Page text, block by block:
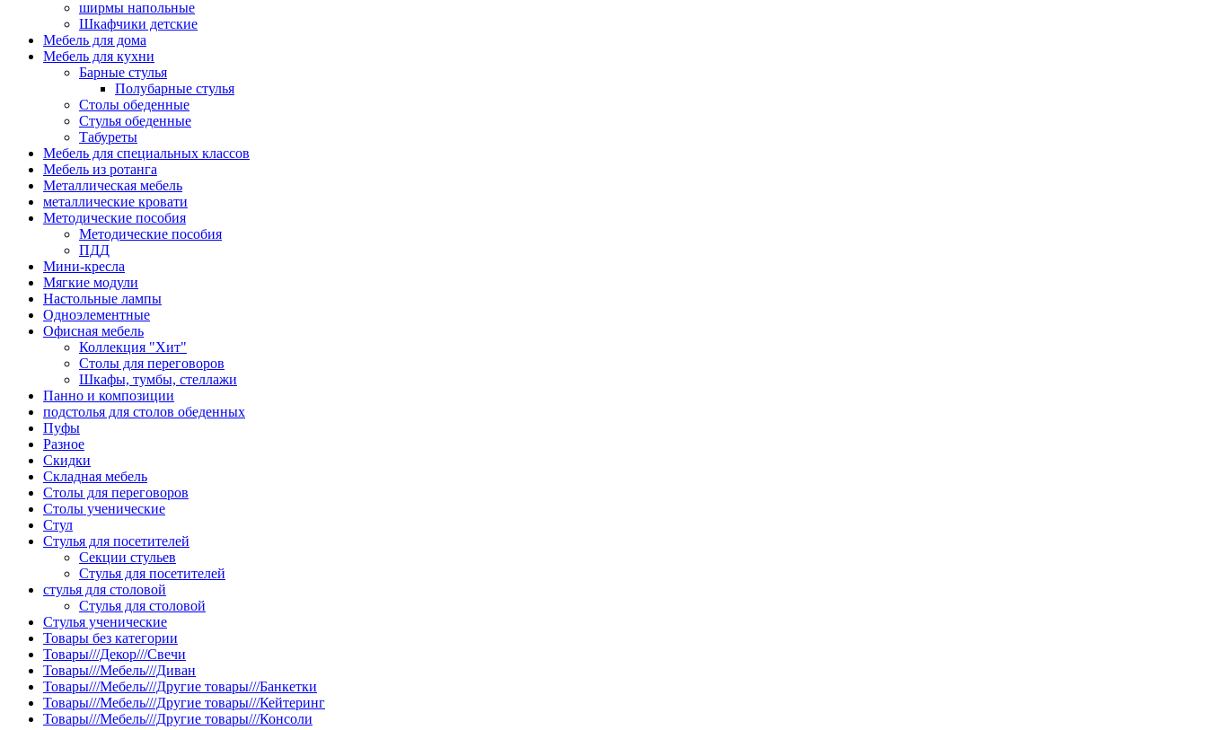
ширмы напольные
Шкафчики детские
Мебель для дома
Мебель для кухни
Барные стулья
Полубарные стулья
Столы обеденные
Стулья обеденные
Табуреты
Мебель для специальных классов
Мебель из ротанга
Металлическая мебель
металлические кровати
Методические пособия
Методические пособия
ПДД
Мини-кресла
Мягкие модули
Настольные лампы
Одноэлементные
Офисная мебель
Коллекция "Хит"
Столы для переговоров
Шкафы, тумбы, стеллажи
Панно и композиции
подстолья для столов обеденных
Пуфы
Разное
Скидки
Складная мебель
Столы для переговоров
Столы ученические
Стул
Стулья для посетителей
Секции стульев
Стулья для посетителей
стулья для столовой
Стулья для столовой
Стулья ученические
Товары без категории
Товары///Декор///Свечи
Товары///Мебель///Диван
Товары///Мебель///Другие товары///Банкетки
Товары///Мебель///Другие товары///Кейтеринг
Товары///Мебель///Другие товары///Консоли